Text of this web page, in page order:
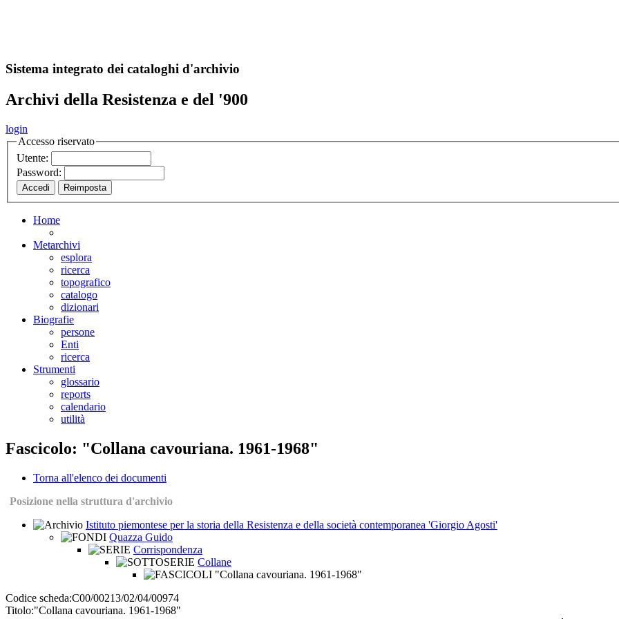
Sistema integrato dei cataloghi d'archivio
Archivi della Resistenza e del '900
login
Accesso riservato
Utente:
Password:
Home
Metarchivi
esplora
ricerca
topografico
catalogo
dizionari
Biografie
persone
Enti
ricerca
Strumenti
glossario
reports
calendario
utilità
Fascicolo: "Collana cavouriana. 1961-1968"
Torna all'elenco dei documenti
Posizione nella struttura d'archivio
Istituto piemontese per la storia della Resistenza e della società contemporanea 'Giorgio Agosti'
Quazza Guido
Corrispondenza
Collane
"Collana cavouriana. 1961-1968"
Codice scheda:C00/00213/02/04/00974
Titolo:"Collana cavouriana. 1961-1968"